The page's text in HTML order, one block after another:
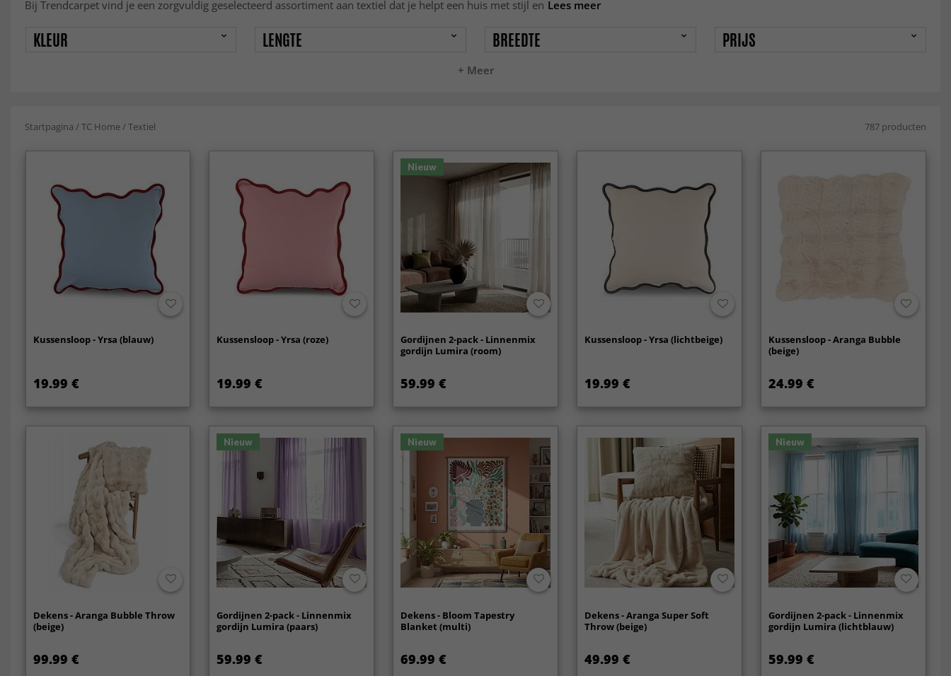
Bij Trendcarpet vind je een zorgvuldig geselecteerd assortiment aan textiel dat je helpt een huis met stijl en Lees meer
+ Meer
KLEUR LENGTE BREEDTE PRIJS
Startpagina /TC Home/Textiel 787 producten
Kussensloop - Yrsa (blauw)
19.99 €
Kussensloop - Yrsa (roze)
19.99 €
Nieuw
Gordijnen 2-pack - Linnenmix
gordijn Lumira (room)
59.99 €
Kussensloop - Yrsa (lichtbeige)
19.99 €
Kussensloop - Aranga Bubble
(beige)
24.99 €
Dekens - Aranga Bubble Throw
(beige)
99.99 €
Nieuw
Gordijnen 2-pack - Linnenmix
gordijn Lumira (paars)
59.99 €
Nieuw
Dekens - Bloom Tapestry
Blanket (multi)
69.99 €
Dekens - Aranga Super Soft
Throw (beige)
49.99 €
Nieuw
Gordijnen 2-pack - Linnenmix
gordijn Lumira (lichtblauw)
59.99 €